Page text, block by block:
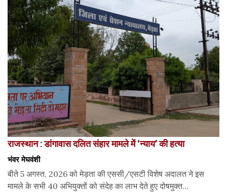
राजस्थान : डांगावास दलित संहार मामले में ‘न्याय’ की हत्या
भंवर मेघवंशी
बीते 5 अगस्त, 2026 को मेड़ता की एससी/एसटी विशेष अदालत ने इस
मामले के सभी 40 अभियुक्तों को संदेह का लाभ देते हुए दोषमुक्त...